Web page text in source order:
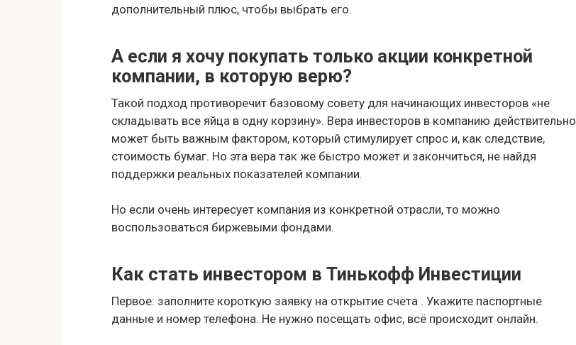
дополнительный плюс, чтобы выбрать его.
А если я хочу покупать только акции конкретной
компании, в которую верю?
Такой подход противоречит базовому совету для начинающих инвесторов «не
складывать все яйца в одну корзину». Вера инвесторов в компанию действительно
может быть важным фактором, который стимулирует спрос и, как следствие,
стоимость бумаг. Но эта вера так же быстро может и закончиться, не найдя
поддержки реальных показателей компании.
Но если очень интересует компания из конкретной отрасли, то можно
воспользоваться биржевыми фондами.
Как стать инвестором в Тинькофф Инвестиции
Первое: заполните короткую заявку на открытие счёта . Укажите паспортные
данные и номер телефона. Не нужно посещать офис, всё происходит онлайн.